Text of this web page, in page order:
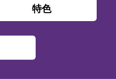
特色